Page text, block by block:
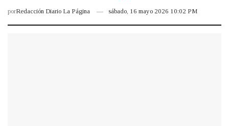
porRedacción Diario La Página sábado, 16 mayo 2026 10:02 PM